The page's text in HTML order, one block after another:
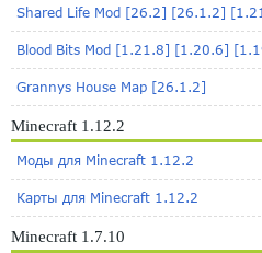
Shared Life Mod [26.2] [26.1.2]
Blood Bits Mod [1.21.8] [1.20.6]
Grannys House Map [26.1.2]
Minecraft 1.12.2
Моды для Minecraft 1.12.2
Карты для Minecraft 1.12.2
Minecraft 1.7.10